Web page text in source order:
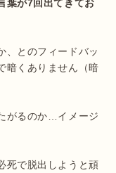
葉が7回出てきてお
、とのフィードバッ
暗くありません（暗
がるのか…イメージ
死で脱出しようと頑